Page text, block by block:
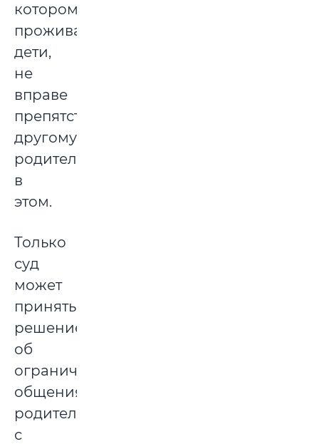
котором
проживают
дети,
не
вправе
препятствовать
другому
родителю
в
этом.
Только
суд
может
принять
решение
об
ограничении
общения
родителя
с